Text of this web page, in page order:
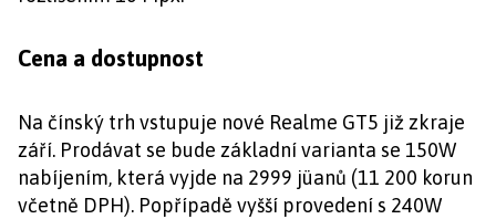
Cena a dostupnost
Na čínský trh vstupuje nové Realme GT5 již zkraje
září. Prodávat se bude základní varianta se 150W
nabíjením, která vyjde na 2999 jüanů (11 200 korun
včetně DPH). Popřípadě vyšší provedení s 240W